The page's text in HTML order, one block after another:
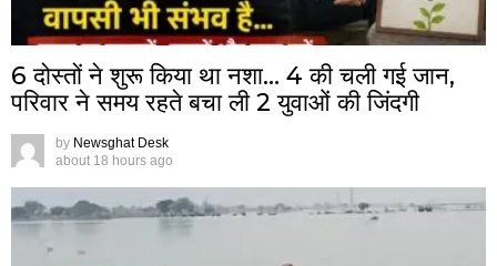
6 दोस्तों ने शुरू किया था नशा… 4 की चली गई जान,
परिवार ने समय रहते बचा ली 2 युवाओं की जिंदगी
by Newsghat Desk
about 18 hours ago